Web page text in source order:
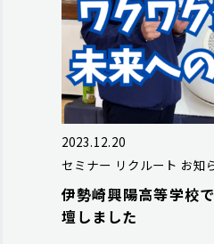
2023.12.20
セミナー リクルート お知
伊勢崎興陽高等学校
壇しました